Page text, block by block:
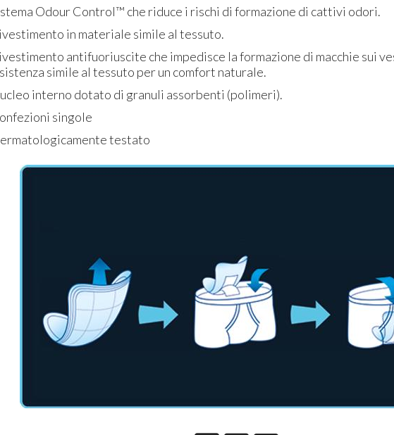
Odour Control™ che riduce i rischi di formazione di cattivi odori.
in materiale simile al tessuto.
antifuoriuscite che impedisce la formazione di macchie sui
simile al tessuto per un comfort naturale.
interno dotato di granuli assorbenti (polimeri).
singole
testato